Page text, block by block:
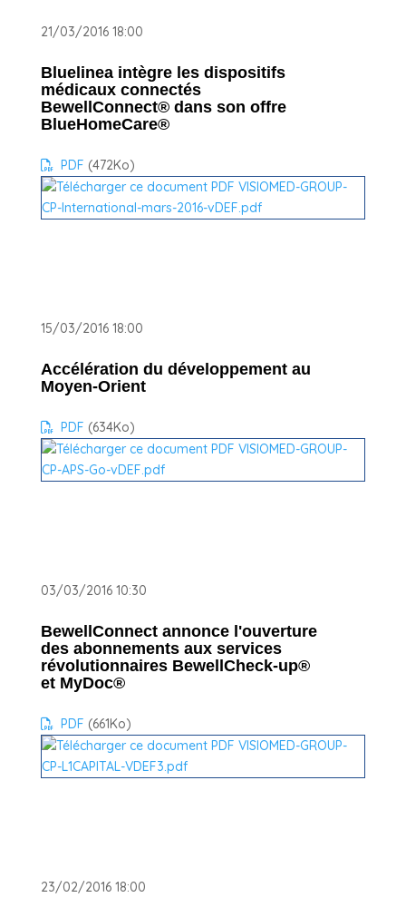
21/03/2016 18:00
Bluelinea intègre les dispositifs
médicaux connectés
BewellConnect® dans son offre
BlueHomeCare®
PDF (472Ko)
15/03/2016 18:00
Accélération du développement au
Moyen-Orient
PDF (634Ko)
03/03/2016 10:30
BewellConnect annonce l'ouverture
des abonnements aux services
révolutionnaires BewellCheck-up®
et MyDoc®
PDF (661Ko)
23/02/2016 18:00